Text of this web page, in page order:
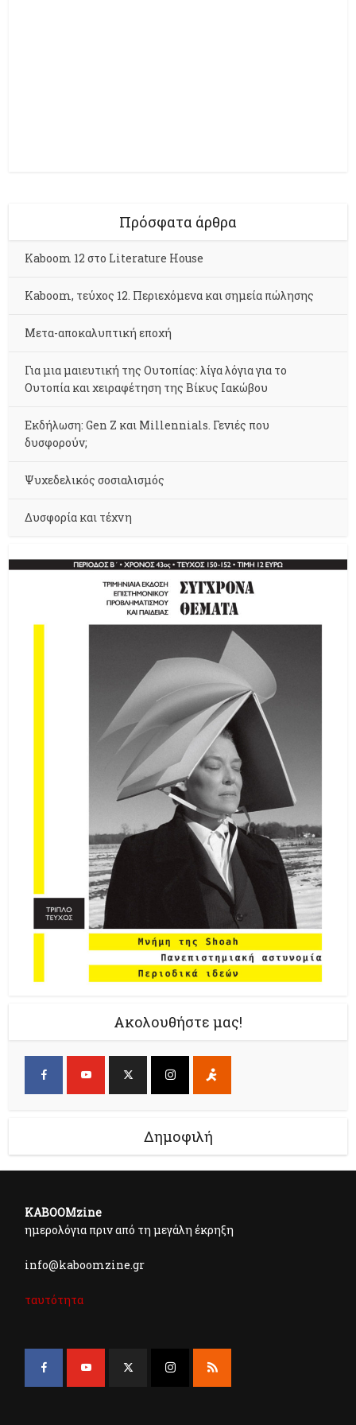
Πρόσφατα άρθρα
Kaboom 12 στο Literature House
Kaboom, τεύχος 12. Περιεχόμενα και σημεία πώλησης
Μετα-αποκαλυπτική εποχή
Για μια μαιευτική της Ουτοπίας: λίγα λόγια για το
Ουτοπία και χειραφέτηση της Βίκυς Ιακώβου
Εκδήλωση: Gen Z και Millennials. Γενιές που
δυσφορούν;
Ψυχεδελικός σοσιαλισμός
Δυσφορία και τέχνη
Ακολουθήστε μας!
Δημοφιλή
KABOOMzine
ημερολόγια πριν από τη μεγάλη έκρηξη
info@kaboomzine.gr
ταυτότητα